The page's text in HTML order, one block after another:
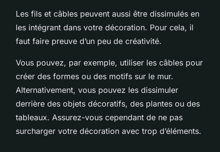
Les fils et câbles peuvent aussi être dissimulés en
les intégrant dans votre décoration. Pour cela, il
faut faire preuve d’un peu de créativité.
Vous pouvez, par exemple, utiliser les câbles pour
créer des formes ou des motifs sur le mur.
Alternativement, vous pouvez les dissimuler
derrière des objets décoratifs, des plantes ou des
tableaux. Assurez-vous cependant de ne pas
surcharger votre décoration avec trop d’éléments.